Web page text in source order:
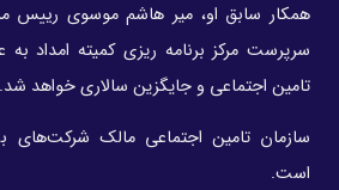
همکار سابق او، میر هاشم موسوی رییس
سرپرست مرکز برنامه ریزی کمیته امداد به
تامین اجتماعی و جایگزین سالاری خواهد شد.
سازمان تامین اجتماعی مالک
است.